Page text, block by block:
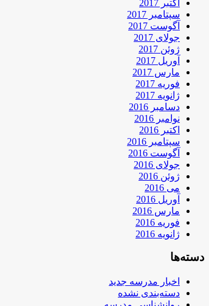
اکتبر 2017
سپتامبر 2017
آگوست 2017
جولای 2017
ژوئن 2017
آوریل 2017
مارس 2017
فوریه 2017
ژانویه 2017
دسامبر 2016
نوامبر 2016
اکتبر 2016
سپتامبر 2016
آگوست 2016
جولای 2016
ژوئن 2016
می 2016
آوریل 2016
مارس 2016
فوریه 2016
ژانویه 2016
دسته‌ها
اخبار مدرسه جدید
دسته‌بندی نشده